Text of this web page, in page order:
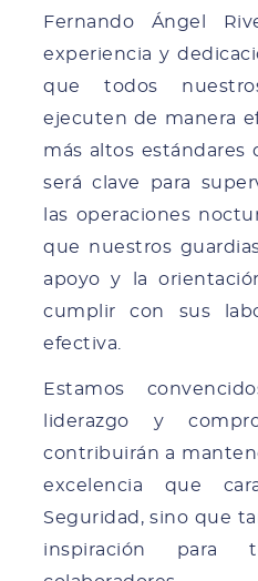
Fernando Ángel
experiencia y
que todos
ejecuten de manera
más altos estándares
será clave para
las operaciones
que nuestros
apoyo y la
cumplir con sus
efectiva.
Estamos
liderazgo y
contribuirán a
excelencia que
Seguridad, sino que
inspiración para